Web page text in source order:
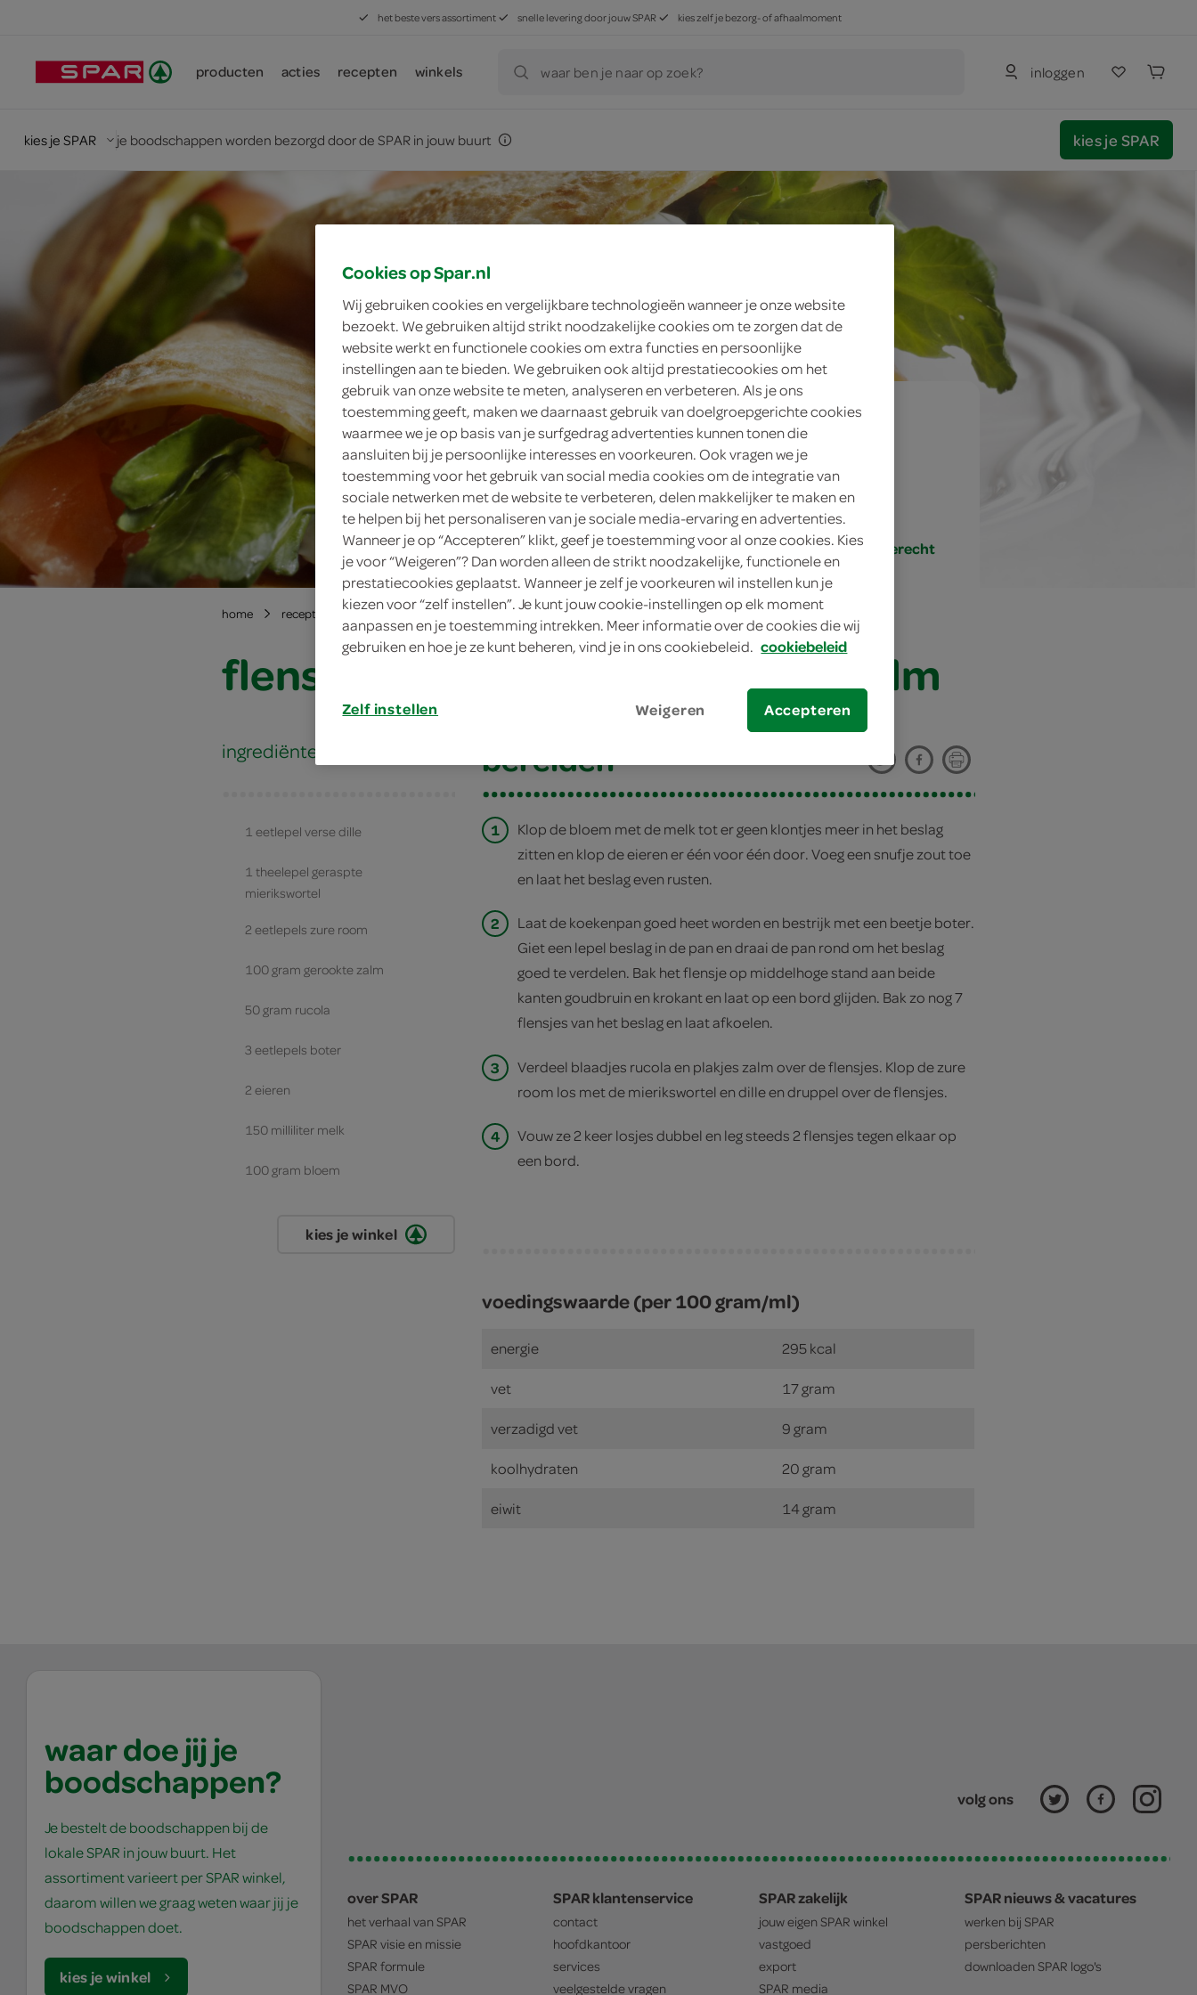
het beste vers assortiment snelle levering door jouw SPAR kies zelf je bezorg- of afhaalmoment
producten acties recepten winkels waar ben je naar op zoek? inloggen
kies je SPAR je boodschappen worden bezorgd door de SPAR in jouw buurt kies je SPAR
4 personen
gemiddeld
30 min.
lunch, brunch, voorgerecht, tussengerecht
home recepten flensje met rucola en gerookte zalm
flensje met rucola en gerookte zalm
ingrediënten
1 eetlepel verse dille
1 theelepel geraspte
mierikswortel
2 eetlepels zure room
100 gram gerookte zalm
50 gram rucola
3 eetlepels boter
2 eieren
150 milliliter melk
100 gram bloem
kies je winkel
bereiden
1
Klop de bloem met de melk tot er geen klontjes meer in het beslag
zitten en klop de eieren er één voor één door. Voeg een snufje zout toe
en laat het beslag even rusten.
2
Laat de koekenpan goed heet worden en bestrijk met een beetje boter.
Giet een lepel beslag in de pan en draai de pan rond om het beslag
goed te verdelen. Bak het flensje op middelhoge stand aan beide
kanten goudbruin en krokant en laat op een bord glijden. Bak zo nog 7
flensjes van het beslag en laat afkoelen.
3
Verdeel blaadjes rucola en plakjes zalm over de flensjes. Klop de zure
room los met de mierikswortel en dille en druppel over de flensjes.
4
Vouw ze 2 keer losjes dubbel en leg steeds 2 flensjes tegen elkaar op
een bord.
voedingswaarde (per 100 gram/ml)
energie 295 kcal
vet 17 gram
verzadigd vet 9 gram
koolhydraten 20 gram
eiwit 14 gram
waar doe jij je
boodschappen?
Je bestelt de boodschappen bij de
lokale SPAR in jouw buurt. Het
assortiment varieert per SPAR winkel,
daarom willen we graag weten waar jij je
boodschappen doet.
kies je winkel
volg ons
over SPAR
het verhaal van SPAR
SPAR visie en missie
SPAR formule
SPAR MVO
SPAR klantenservice
contact
hoofdkantoor
services
veelgestelde vragen
SPAR zakelijk
jouw eigen SPAR winkel
vastgoed
export
SPAR media
SPAR nieuws & vacatures
werken bij SPAR
persberichten
downloaden SPAR logo's
Cookies op Spar.nl
Wij gebruiken cookies en vergelijkbare technologieën wanneer je onze website
bezoekt. We gebruiken altijd strikt noodzakelijke cookies om te zorgen dat de
website werkt en functionele cookies om extra functies en persoonlijke
instellingen aan te bieden. We gebruiken ook altijd prestatiecookies om het
gebruik van onze website te meten, analyseren en verbeteren. Als je ons
toestemming geeft, maken we daarnaast gebruik van doelgroepgerichte cookies
waarmee we je op basis van je surfgedrag advertenties kunnen tonen die
aansluiten bij je persoonlijke interesses en voorkeuren. Ook vragen we je
toestemming voor het gebruik van social media cookies om de integratie van
sociale netwerken met de website te verbeteren, delen makkelijker te maken en
te helpen bij het personaliseren van je sociale media-ervaring en advertenties.
Wanneer je op “Accepteren” klikt, geef je toestemming voor al onze cookies. Kies
je voor “Weigeren”? Dan worden alleen de strikt noodzakelijke, functionele en
prestatiecookies geplaatst. Wanneer je zelf je voorkeuren wil instellen kun je
kiezen voor “zelf instellen”. Je kunt jouw cookie-instellingen op elk moment
aanpassen en je toestemming intrekken. Meer informatie over de cookies die wij
gebruiken en hoe je ze kunt beheren, vind je in ons cookiebeleid. cookiebeleid
Zelf instellen Weigeren Accepteren